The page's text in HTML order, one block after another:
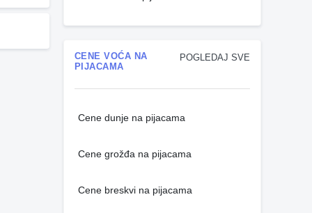
POGLEDAJ SVE
CENE VOĆA NA
PIJACAMA
Cene dunje na pijacama
Cene grožđa na pijacama
Cene breskvi na pijacama